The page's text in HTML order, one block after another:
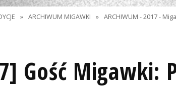
» ARCHIWUM MIGAWKI » ARCHIWUM - 2017 -
Gość Migawki: